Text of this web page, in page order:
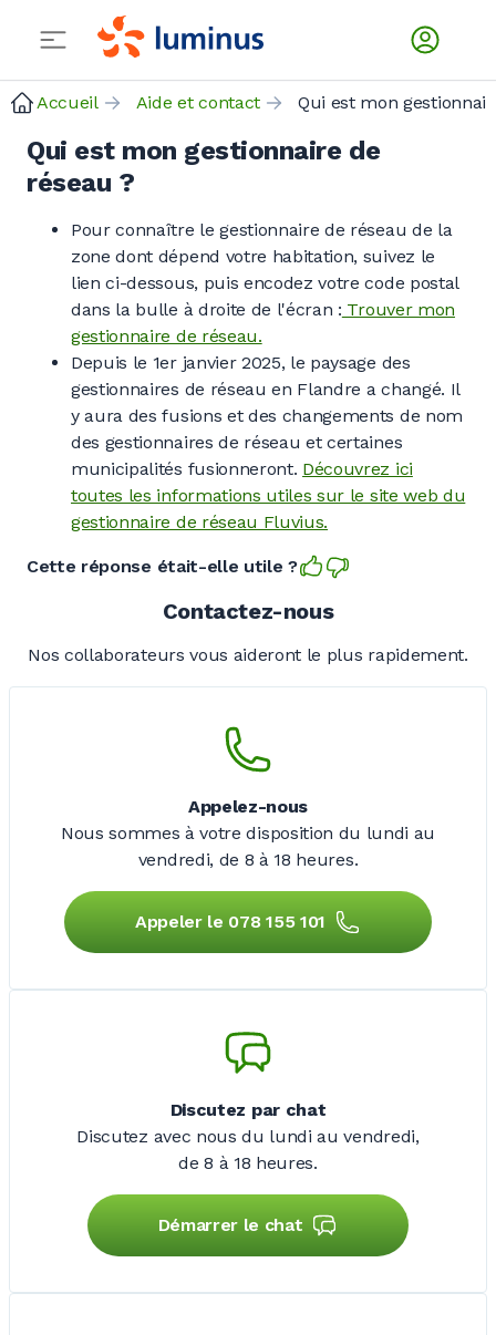
Accueil Aide et contact
Qui est mon gestionnaire de
réseau ?
Pour connaître le gestionnaire de réseau de la
zone dont dépend votre habitation, suivez le
lien ci-dessous, puis encodez votre code postal
dans la bulle à droite de l'écran : Trouver mon
gestionnaire de réseau.
Depuis le 1er janvier 2025, le paysage des
gestionnaires de réseau en Flandre a changé. Il
y aura des fusions et des changements de nom
des gestionnaires de réseau et certaines
municipalités fusionneront. Découvrez ici
toutes les informations utiles sur le site web du
gestionnaire de réseau Fluvius.
Cette réponse était-elle utile ?
Contactez-nous
Nos collaborateurs vous aideront le plus rapidement.
Appelez-nous
Nous sommes à votre disposition du lundi au
vendredi, de 8 à 18 heures.
Appeler le 078 155 101
Discutez par chat
Discutez avec nous du lundi au vendredi,
de 8 à 18 heures.
Démarrer le chat